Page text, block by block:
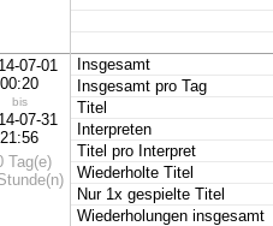
07-01
00:20
bis
07-31
21:56
Tag(e)
Insgesamt
Insgesamt pro Tag
Titel
Interpreten
Titel pro Interpret
Wiederholte Titel
Nur 1x gespielte Titel
Wiederholungen insgesamt